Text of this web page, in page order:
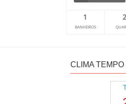
1
BANHEIROS
2
CLIMA TEMPO